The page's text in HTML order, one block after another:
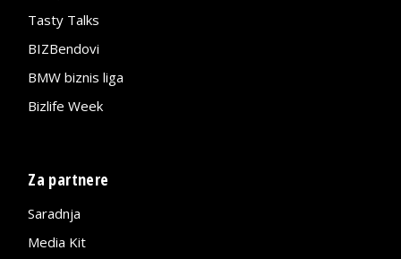
Tasty Talks
BIZBendovi
BMW biznis liga
Bizlife Week
Za partnere
Saradnja
Media Kit